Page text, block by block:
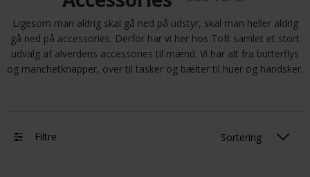
Ligesom man aldrig skal gå ned på udstyr, skal man heller aldrig
gå ned på accessories. Derfor har vi her hos Toft samlet et stort
udvalg af alverdens accessories til mænd. Vi har alt fra butterflys
og manchetknapper, over til tasker og bælter til huer og handsker.
Filtre